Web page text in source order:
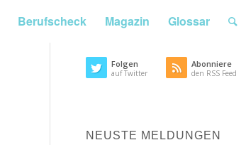
Berufscheck Magazin Glossar
Folgen
auf Twitter
Abonniere
den RSS Feed
NEUSTE MELDUNGEN